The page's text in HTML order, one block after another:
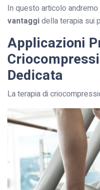
In questo articolo
vantaggidella terapia sui
Applicazioni
Dedicata
La terapia di